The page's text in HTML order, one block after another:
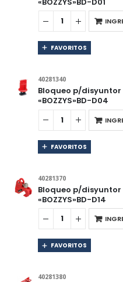
FAVORITOS
40281340
Bloqueo p/
«BOZZYS»BD-D04
FAVORITOS
40281370
Bloqueo p/
«BOZZYS»BD-D14
FAVORITOS
40281380